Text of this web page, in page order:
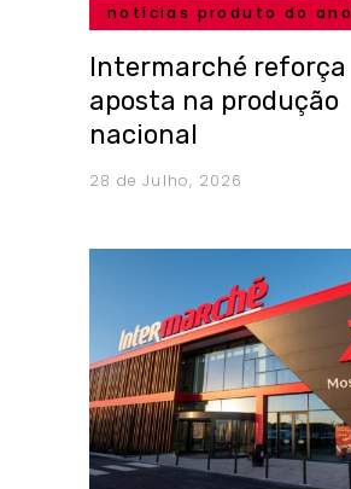
notícias produto do ano
Intermarché reforça
aposta na produção
nacional
28 de Julho, 2026